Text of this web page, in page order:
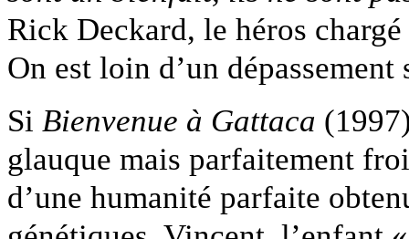
Rick Deckard, le héros
On est loin d’un
Si Bienvenue à Gattaca
glauque mais parfaitement
d’une humanité parfaite